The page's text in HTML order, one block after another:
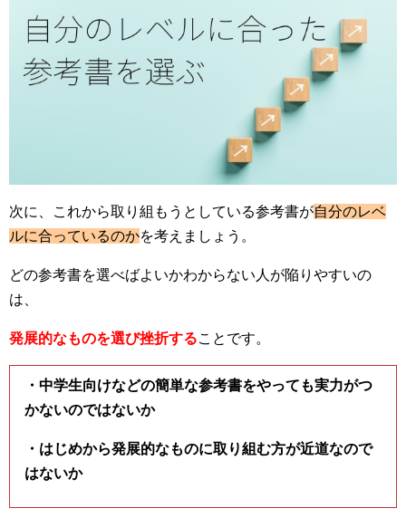
次に、これから取り組もうとしている参考書が自分のレベ
ルに合っているのかを考えましょう。
どの参考書を選べばよいかわからない人が陥りやすいの
は、
発展的なものを選び挫折することです。
・中学生向けなどの簡単な参考書をやっても実力がつ
かないのではないか
・はじめから発展的なものに取り組む方が近道なので
はないか